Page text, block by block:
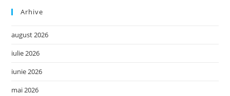
Arhive
august 2026
iulie 2026
iunie 2026
mai 2026